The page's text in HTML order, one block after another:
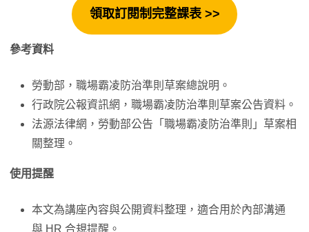
領取訂閱制 完整課表 >>
參考資料
勞動部，職場霸凌防治準則草案總說明。
行政院公報資訊網，職場霸凌防治準則草案公告資料。
法源法律網，勞動部公告「職場霸凌防治準則」草案相
關整理。
使用提醒
本文為講座內容與公開資料整理，適合用於內部溝通
與 HR 合規提醒。